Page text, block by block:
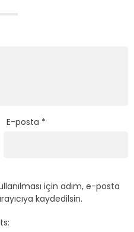
E-posta *
için adım, e-posta
kaydedilsin.